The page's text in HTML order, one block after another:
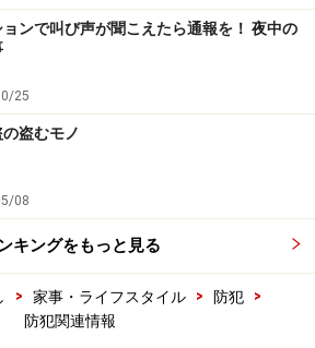
ョンで叫び声が聞こえたら通報を！ 夜中の
25
盗むモノ
08
キングをもっと見る
> 家事・ライフスタイル > 防犯
>
防犯関連情報